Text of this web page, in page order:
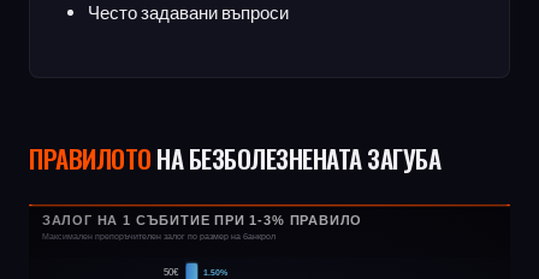
Често задавани въпроси
ПРАВИЛОТОНА БЕЗБОЛЕЗНЕНАТА ЗАГУБА